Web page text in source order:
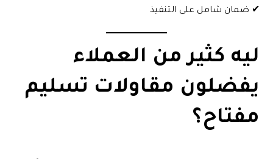
✔ ضمان شامل على التنفيذ
ليه كثير من العملاء
يفضلون مقاولات تسليم
مفتاح؟